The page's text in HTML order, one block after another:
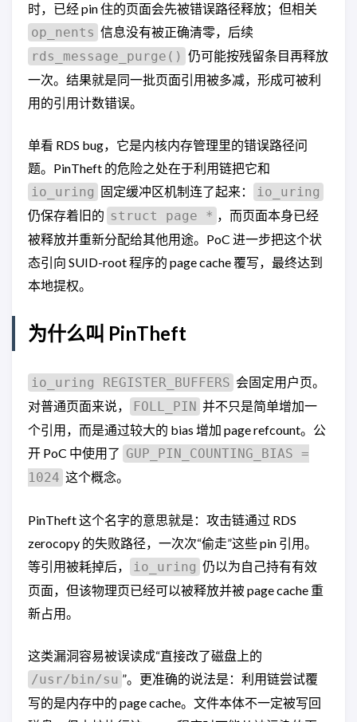
时，已经 pin 住的页面会先被错误路径释放；但相关
op_nents 信息没有被正确清零，后续
rds_message_purge() 仍可能按残留条目再释放
一次。结果就是同一批页面引用被多减，形成可被利
用的引用计数错误。
单看 RDS bug，它是内核内存管理里的错误路径问
题。PinTheft 的危险之处在于利用链把它和
io_uring 固定缓冲区机制连了起来：
io_uring
仍保存着旧的 struct page * ，而页面本身已经
被释放并重新分配给其他用途。PoC 进一步把这个状
态引向 SUID-root 程序的 page cache 覆写，最终达到
本地提权。
为什么叫 PinTheft
io_uring REGISTER_BUFFERS 会固定用户页。
对普通页面来说，
FOLL_PIN 并不只是简单增加一
个引用，而是通过较大的 bias 增加 page refcount。公
开 PoC 中使用了 GUP_PIN_COUNTING_BIAS =
1024 这个概念。
PinTheft 这个名字的意思就是：攻击链通过 RDS
zerocopy 的失败路径，一次次“偷走”这些 pin 引用。
等引用被耗掉后，
io_uring 仍以为自己持有有效
页面，但该物理页已经可以被释放并被 page cache 重
新占用。
这类漏洞容易被误读成“直接改了磁盘上的
/usr/bin/su ”。更准确的说法是：利用链尝试覆
写的是内存中的 page cache。文件本体不一定被写回